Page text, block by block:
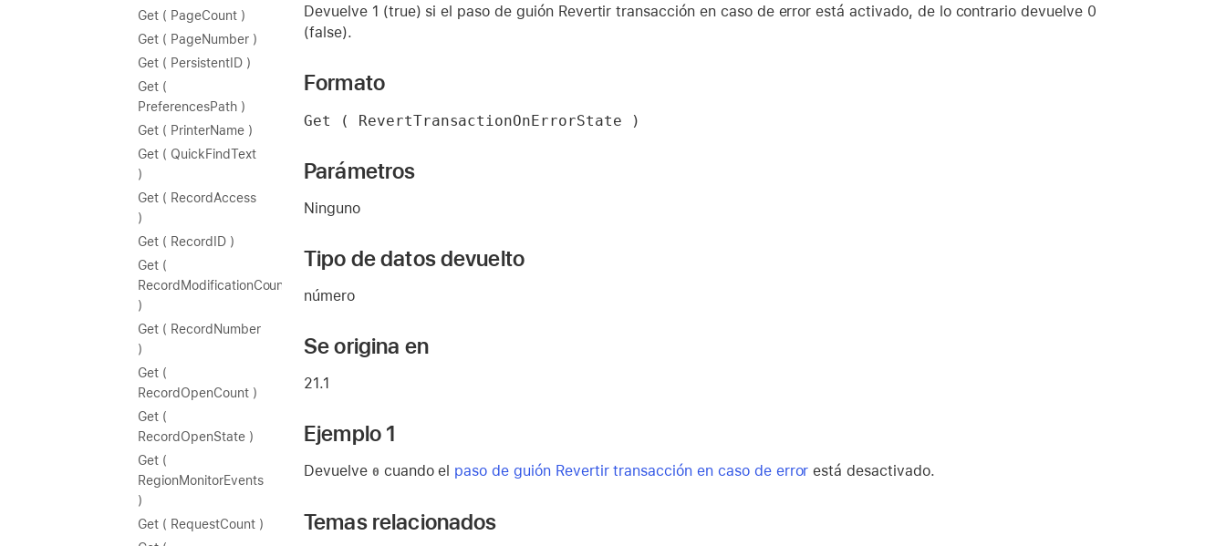
Get ( PageCount )
Get ( PageNumber )
Get ( PersistentID )
Get (
PreferencesPath )
Get ( PrinterName )
Get ( QuickFindText
)
Get ( RecordAccess
)
Get ( RecordID )
Get (
RecordModificationCount
)
Get ( RecordNumber
)
Get (
RecordOpenCount )
Get (
RecordOpenState )
Get (
RegionMonitorEvents
)
Get ( RequestCount )
Devuelve 1 (true) si el paso de guión Revertir transacción en caso de error está activado, de lo contrario devuelve 0
(false).
Formato
Get ( RevertTransactionOnErrorState )
Parámetros
Ninguno
Tipo de datos devuelto
número
Se origina en
21.1
Ejemplo 1
Devuelve 0 cuando el paso de guión Revertir transacción en caso de error está desactivado.
Temas relacionados